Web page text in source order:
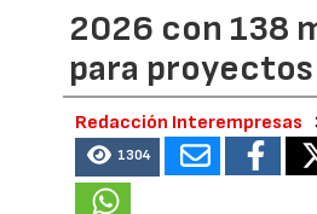
2026 con 138
para
Redacción Interempresas
1304